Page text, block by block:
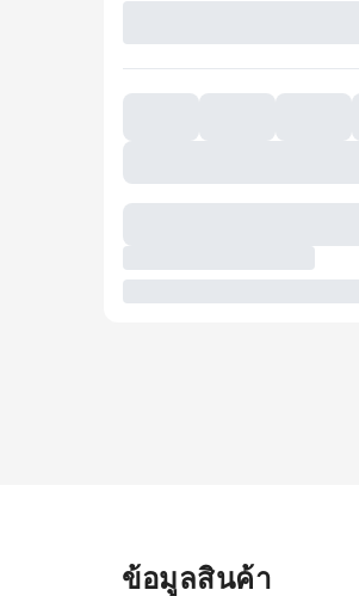
ข้อมูลสินค้า